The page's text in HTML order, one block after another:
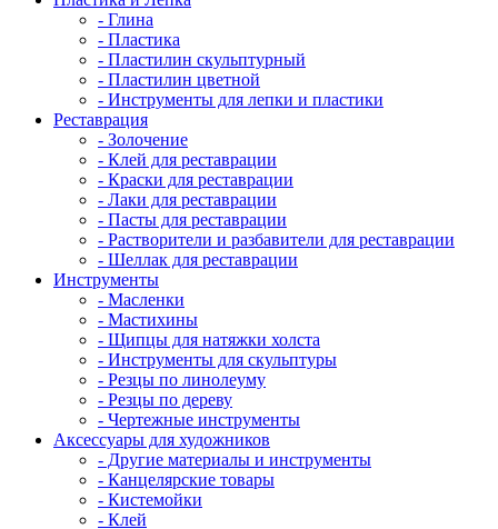
- Глина
- Пластика
- Пластилин скульптурный
- Пластилин цветной
- Инструменты для лепки и пластики
Реставрация
- Золочение
- Клей для реставрации
- Краски для реставрации
- Лаки для реставрации
- Пасты для реставрации
- Растворители и разбавители для реставрации
- Шеллак для реставрации
Инструменты
- Масленки
- Мастихины
- Щипцы для натяжки холста
- Инструменты для скульптуры
- Резцы по линолеуму
- Резцы по дереву
- Чертежные инструменты
Аксессуары для художников
- Другие материалы и инструменты
- Канцелярские товары
- Кистемойки
- Клей